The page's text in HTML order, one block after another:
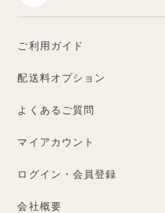
ご利用ガイド
配送料オプション
よくあるご質問
マイアカウント
ログイン・会員登録
会社概要